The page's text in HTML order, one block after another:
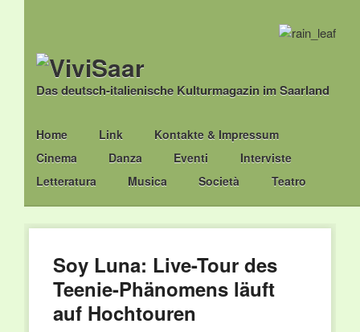
Das deutsch-italienische Kulturmagazin im Saarland
Main menu
Skip
to
content
Home Link
Kontakte & Impressum
Cinema
Danza Eventi
Interviste
Letteratura
Musica Società Teatro
Soy Luna: Live-Tour des
Teenie-Phänomens läuft
auf Hochtouren